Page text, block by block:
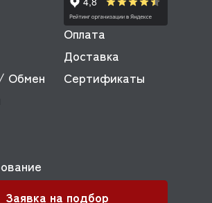
Оплата
Доставка
Обмен
Сертификаты
Заявка на подбор